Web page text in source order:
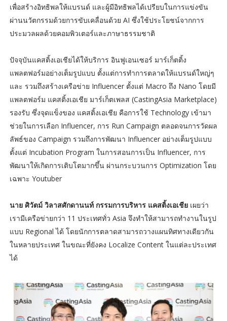
เพื่อสร้างอิทธิพลให้แบรนด์ และผู้มีอิทธิพลได้เปรียบในการแข่งขัน
ผ่านนวัตกรรมด้วยการขับเคลื่อนด้วย AI ซึ่งใช้ประโยชน์จากการ
ประมวลผลด้วยคอมพิวเตอร์และภาษาธรรมชาติ
ปัจจุบันแคสติ้งเอเชียได้ให้บริการ อินฟูเอนเซอร์ มาร์เก็ตติ้ง
แพลตฟอร์มอย่างเต็มรูปแบบ ตั้งแต่การทำการตลาดให้แบรนด์ใหญ่ๆ
และ รวมถึงสร้างเครือข่าย Influencer ตั้งแต่ Macro ถึง Nano โดยมี
แพลตฟอร์ม แคสติ้งเอเชีย มาร์เก็ตเพลส (CastingAsia Marketplace)
รองรับ ซึ่งจุดแข็งของ แคสติ้งเอเชีย คือการใช้ Technology เข้ามา
ช่วยในการเลือก Influencer, การ Run Campaign ตลอดจนการวัดผล
ลัพธ์ของ Campaign รวมถึงการพัฒนา Influencer อย่างเต็มรูปแบบ
ตั้งแต่ Incubation Program ในการสอนการเป็น Influencer, การ
พัฒนาให้เกิดการเติบโตมากขึ้น ผ่านกระบวนการ Optimization โดย
เฉพาะ Youtuber
นาย ศิวัตม์ วิลาสศักดานนท์ กรรมการบริหาร แคสติ้งเอเชียเผยว่า
เรามีเครือข่ายกว่า 11 ประเทศทั่ว Asia จึงทำให้สามารถทำงานในรูป
แบบ Regional ได้ โดยนักการตลาดสามารถวางแผนทิศทางเดียวกัน
ในหลายประเทศ ในขณะที่ยังคง Localize Content ในแต่ละประเทศ
ได้